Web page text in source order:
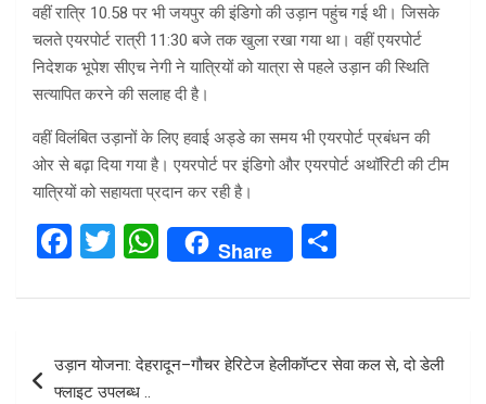
वहीं रात्रि 10.58 पर भी जयपुर की इंडिगो की उड़ान पहुंच गई थी। जिसके
चलते एयरपोर्ट रात्री 11:30 बजे तक खुला रखा गया था। वहीं एयरपोर्ट
निदेशक भूपेश सीएच नेगी ने यात्रियों को यात्रा से पहले उड़ान की स्थिति
सत्यापित करने की सलाह दी है।
वहीं विलंबित उड़ानों के लिए हवाई अड्डे का समय भी एयरपोर्ट प्रबंधन की
ओर से बढ़ा दिया गया है। एयरपोर्ट पर इंडिगो और एयरपोर्ट अथॉरिटी की टीम
यात्रियों को सहायता प्रदान कर रही है।
F
ce
o
T
tt
er
W
at
A
Share
ar
e
navigation
उड़ान योजना: देहरादून–गौचर हेरिटेज हेलीकॉप्टर सेवा कल से, दो डेली
फ्लाइट उपलब्ध ..